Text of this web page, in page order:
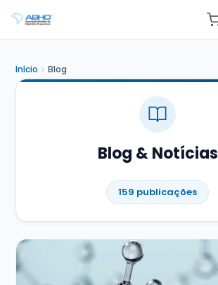
Início Blog
Blog & Notícias
159 publicações